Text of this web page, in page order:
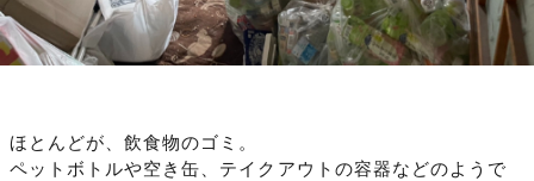
ほとんどが、飲食物のゴミ。
ペットボトルや空き缶、テイクアウトの容器などのようで